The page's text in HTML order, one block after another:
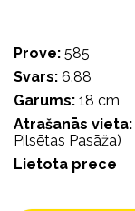
Prove: 585
Svars: 6.88
Garums: 18 cm
Atrašanās vieta:
Pilsētas Pasāža)
Lietota prece